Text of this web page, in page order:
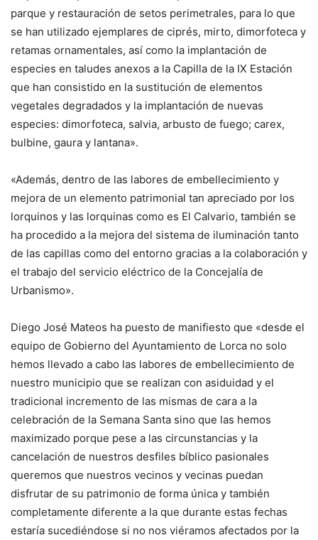
parque y restauración de setos perimetrales, para lo que
se han utilizado ejemplares de ciprés, mirto, dimorfoteca y
retamas ornamentales, así como la implantación de
especies en taludes anexos a la Capilla de la IX Estación
que han consistido en la sustitución de elementos
vegetales degradados y la implantación de nuevas
especies: dimorfoteca, salvia, arbusto de fuego; carex,
bulbine, gaura y lantana».
«Además, dentro de las labores de embellecimiento y
mejora de un elemento patrimonial tan apreciado por los
lorquinos y las lorquinas como es El Calvario, también se
ha procedido a la mejora del sistema de iluminación tanto
de las capillas como del entorno gracias a la colaboración y
el trabajo del servicio eléctrico de la Concejalía de
Urbanismo».
Diego José Mateos ha puesto de manifiesto que «desde el
equipo de Gobierno del Ayuntamiento de Lorca no solo
hemos llevado a cabo las labores de embellecimiento de
nuestro municipio que se realizan con asiduidad y el
tradicional incremento de las mismas de cara a la
celebración de la Semana Santa sino que las hemos
maximizado porque pese a las circunstancias y la
cancelación de nuestros desfiles bíblico pasionales
queremos que nuestros vecinos y vecinas puedan
disfrutar de su patrimonio de forma única y también
completamente diferente a la que durante estas fechas
estaría sucediéndose si no nos viéramos afectados por la